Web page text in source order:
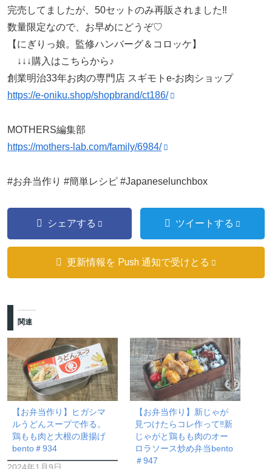
完売してましたが、50セットのみ再販されました‼
数量限定なので、お早めにどうぞ♡
【にぎりっ娘。監修ハンバーグ＆コロッケ】
↓↓↓購入はこちらから♪
創業明治33年お肉の専門店 スギモトe-お肉ショップ
https://e-oniku.shop/shopbrand/ct186/
MOTHERS編集部
https://mothers-lab.com/family/6984/
#お弁当作り #簡単レシピ #Japaneselunchbox
シェアする ツイートする
更新情報を Push 通知で受けとる
関連
【お弁当作り】ヒガシマ
ルうどんスープで作る。
鶏もも肉と大根の唐揚げ
bento＃934
2024年1月9日
【お弁当作り】新じゃが
見つけたらコレ作って‼新
じゃがと鶏もも肉のオー
ロラソース炒め弁当bento
＃947